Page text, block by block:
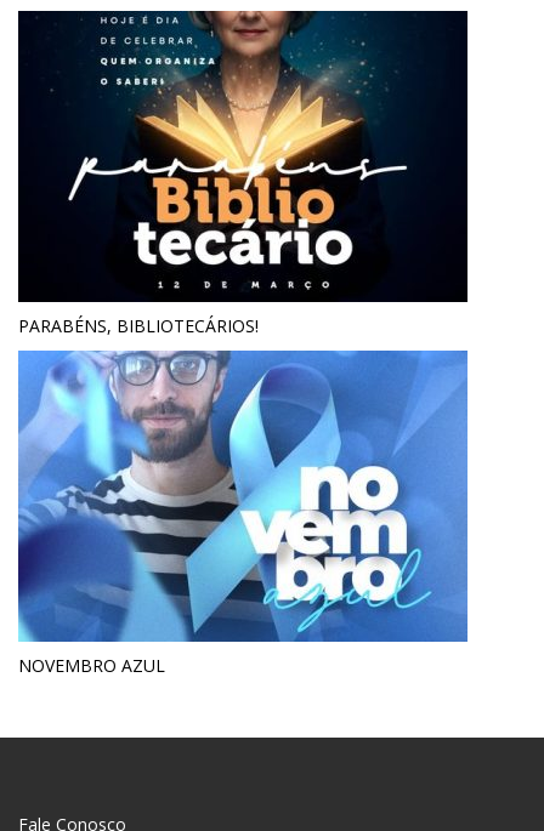
PARABÉNS, BIBLIOTECÁRIOS!
NOVEMBRO AZUL
Fale Conosco